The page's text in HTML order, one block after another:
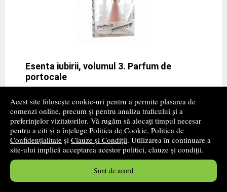
Acest site folosește cookie-uri pentru a permite plasarea de
comenzi online, precum și pentru analiza traficului și a
preferințelor vizitatorilor. Vă rugăm să alocați timpul necesar
pentru a citi și a înțelege Politica de Cookie, Politica de
Confidențialitate și Clauze și Condiții. Utilizarea în continuare a
site-ului implică acceptarea acestor politici, clauze și condiții.
Sunt de acord
Esenta iubirii, volumul 3. Parfum de
portocale
Editura:STYLISHED
promoție
Aldo Derron. Numele sau aduce un zambet prostesc
pe chipul tuturor doamnelor si domnisoarelor. ?armul si
carisma reprezinta elementele principale de care el are